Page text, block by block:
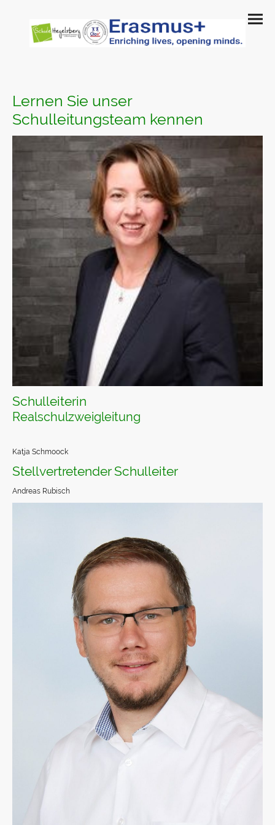
Lernen Sie unser
Schulleitungsteam kennen
Schulleiterin
Realschulzweigleitung
Katja Schmoock
Stellvertretender Schulleiter
Andreas Rubisch